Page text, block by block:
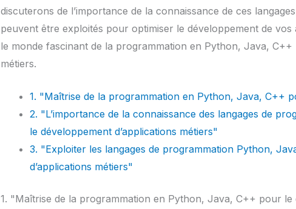
discuterons de l’importance de la connaissance de ces
peuvent être exploités pour optimiser le développement de
le monde fascinant de la programmation en Python, Java, C++
métiers.
1. "Maîtrise de la programmation en Python, Java, C++
2. "L’importance de la connaissance des langages de
le développement d’applications métiers"
3. "Exploiter les langages de programmation Python,
d’applications métiers"
1. "Maîtrise de la programmation en Python, Java, C++ pour le